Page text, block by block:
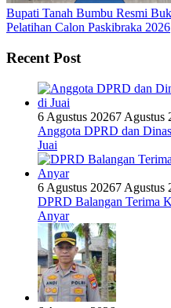
Bupati Tanah Bumbu Resmi
Pelatihan Calon Paskibraka 2026
Recent Post
6 Agustus 20267 Agustus
Anggota DPRD dan
Juai
6 Agustus 20267 Agustus
DPRD Balangan Terima
Anyar